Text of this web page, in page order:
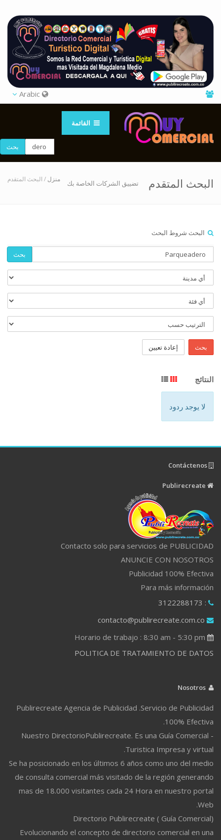
القائمة
بحث
البحث المتقدم تضييق الشركات الخاصة بك منزل / البحث المتقدم
البحث شروط البحث
بحث
بحث إعادة تعيين
النتائج
لا يوجد ردود
Contacto solo para servicios de PUBLICIDAD
ANUNCIE CON NOSOTROS
Publicidad 100% Efectiva
Para más información
: 3122288173
contacto@publirecreate.com.co
POLITICA DE TRATAMIENTO DE DATOS
Publirecreate Agencia de Publicidad .Servicio de Publicidad
100% Efectiva.
Nuestro DirectorioPublirecreate. Es una Guía Comercial -
Turistica Impresa y virtual.
Se ha posicionado en los últimos 6 años como uno del medio
de consulta comercial más visitado de la región generando
mas de 18.000 visitantes cada 24 Hora en nuestro portal
Web.
Directorio Publirecreate ( Guía Comercial)
Evolucionando el concepto de directorio comercial en una